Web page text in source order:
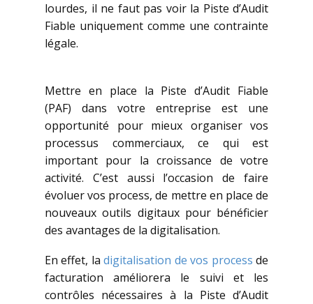
lourdes, il ne faut pas voir la Piste d’Audit
Fiable uniquement comme une contrainte
légale.
Mettre en place la Piste d’Audit Fiable
(PAF) dans votre entreprise est une
opportunité pour mieux organiser vos
processus commerciaux, ce qui est
important pour la croissance de votre
activité. C’est aussi l’occasion de faire
évoluer vos process, de mettre en place de
nouveaux outils digitaux pour bénéficier
des avantages de la digitalisation.
En effet, ladigitalisation de vos process de
facturation améliorera le suivi et les
contrôles nécessaires à la Piste d’Audit